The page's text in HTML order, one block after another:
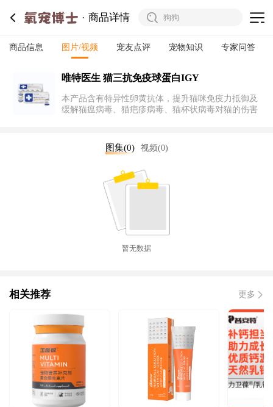
商品详情
商品信息 图片/视频 宠友点评 宠物知识 专家问答
唯特医生 猫三抗免疫球蛋白IGY
本产品含有特异性卵黄抗体，提升猫咪免疫力抵御及
缓解猫瘟病毒、猫疤疹病毒、猫杯状病毒对猫的伤害
图集(0) 视频(0)
暂无数据
相关推荐 更多